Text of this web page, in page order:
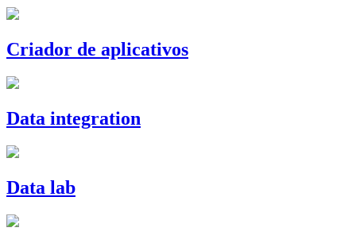
Criador de aplicativos
Data integration
Data lab